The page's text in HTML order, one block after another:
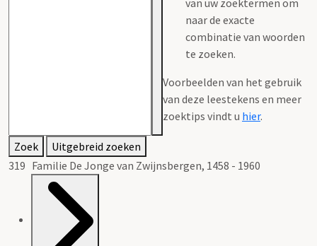
naar de exacte
combinatie van woorden
te zoeken.
Voorbeelden van het gebruik
van deze leestekens en meer
zoektips vindt u hier.
Zoek
Uitgebreid zoeken
319 Familie De Jonge van Zwijnsbergen, 1458 - 1960